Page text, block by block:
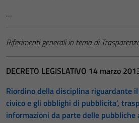
…
Riferimenti generali in tema di
DECRETO LEGISLATIVO 14 marzo
Riordino della disciplina riguardante
civico e gli obblighi di pubblicita’,
informazioni da parte delle pubbliche